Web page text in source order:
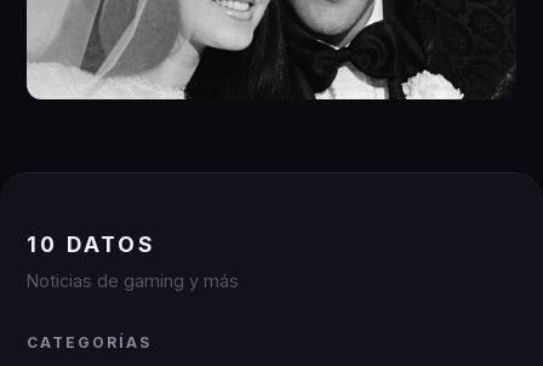
10 DATOS
Noticias de gaming y más
CATEGORÍAS